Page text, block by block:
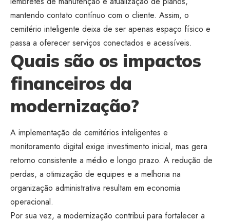
mantendo contato contínuo com o cliente. Assim, o
cemitério inteligente deixa de ser apenas espaço físico e
passa a oferecer serviços conectados e acessíveis.
Quais são os impactos
financeiros da
modernização?
A implementação de cemitérios inteligentes e
monitoramento digital exige investimento inicial, mas gera
retorno consistente a médio e longo prazo. A redução de
perdas, a otimização de equipes e a melhoria na
organização administrativa resultam em economia
operacional.
Por sua vez, a modernização contribui para fortalecer a